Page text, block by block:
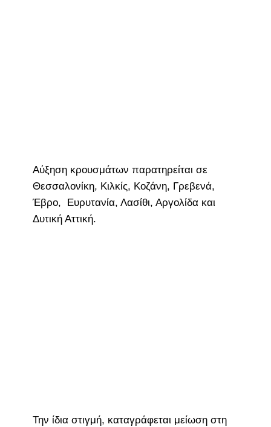
Αύξηση κρουσμάτων παρατηρείται σε
Θεσσαλονίκη, Κιλκίς, Κοζάνη, Γρεβενά,
Έβρο, Ευρυτανία, Λασίθι, Αργολίδα και
Δυτική Αττική.
Την ίδια στιγμή, καταγράφεται μείωση στη